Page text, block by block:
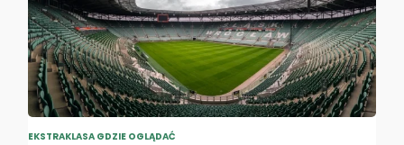
EKSTRAKLASA GDZIE OGLĄDAĆ